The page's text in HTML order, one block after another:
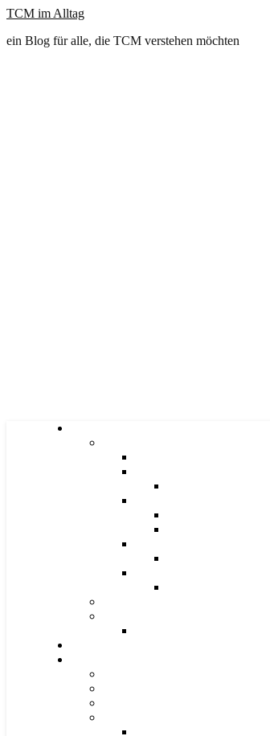
TCM im Alltag
ein Blog für alle, die TCM verstehen möchten